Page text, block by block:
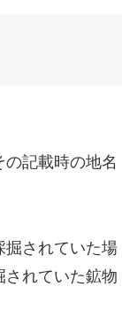
記載時の地名
掘されていた場
されていた鉱物